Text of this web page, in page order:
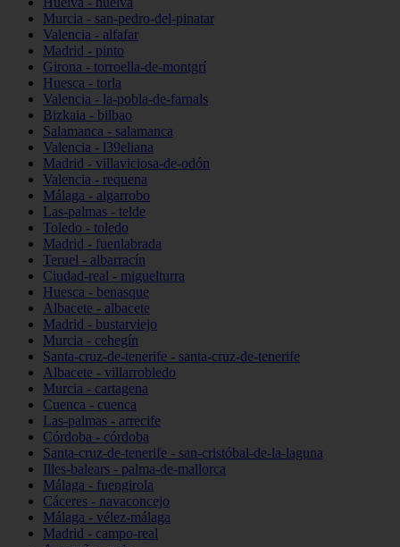
Murcia - san-pedro-del-pinatar
Valencia - alfafar
Madrid - pinto
Girona - torroella-de-montgrí
Huesca - torla
Valencia - la-pobla-de-farnals
Bizkaia - bilbao
Salamanca - salamanca
Valencia - l39eliana
Madrid - villaviciosa-de-odón
Valencia - requena
Málaga - algarrobo
Las-palmas - telde
Toledo - toledo
Madrid - fuenlabrada
Teruel - albarracín
Ciudad-real - miguelturra
Huesca - benasque
Albacete - albacete
Madrid - bustarviejo
Murcia - cehegín
Santa-cruz-de-tenerife - santa-cruz-de-tenerife
Albacete - villarrobledo
Murcia - cartagena
Cuenca - cuenca
Las-palmas - arrecife
Córdoba - córdoba
Santa-cruz-de-tenerife - san-cristóbal-de-la-laguna
Illes-balears - palma-de-mallorca
Málaga - fuengirola
Cáceres - navaconcejo
Málaga - vélez-málaga
Madrid - campo-real